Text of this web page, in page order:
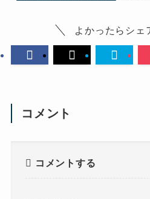
よかったらシェ
コメント
コメントする